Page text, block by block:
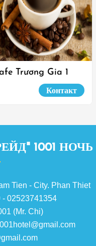
Trương Gia 1
Контакт
1001 НОЧЬ
Tien - City. Phan Thiet
02523741354
Chi)